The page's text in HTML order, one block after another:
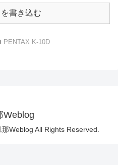
書き込む
PENTAX K-10D
Weblog
Weblog All Rights Reserved.